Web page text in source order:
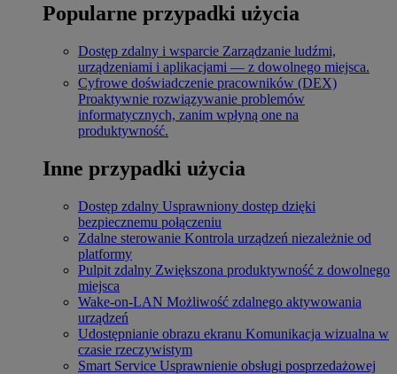
Popularne przypadki użycia
Dostęp zdalny i wsparcie Zarządzanie ludźmi,
urządzeniami i aplikacjami — z dowolnego miejsca.
Cyfrowe doświadczenie pracowników (DEX)
Proaktywnie rozwiązywanie problemów
informatycznych, zanim wpłyną one na
produktywność.
Inne przypadki użycia
Dostęp zdalny Usprawniony dostęp dzięki
bezpiecznemu połączeniu
Zdalne sterowanie Kontrola urządzeń niezależnie od
platformy
Pulpit zdalny Zwiększona produktywność z dowolnego
miejsca
Wake-on-LAN Możliwość zdalnego aktywowania
urządzeń
Udostępnianie obrazu ekranu Komunikacja wizualna w
czasie rzeczywistym
Smart Service Usprawnienie obsługi posprzedażowej